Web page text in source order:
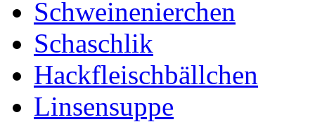
Schweinenierchen
Schaschlik
Hackfleischbällchen
Linsensuppe